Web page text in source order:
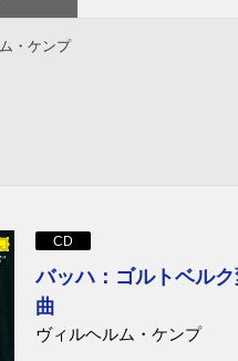
・ケンプ
CD
バッハ：ゴルトベル
曲
ヴィルヘルム・ケンプ